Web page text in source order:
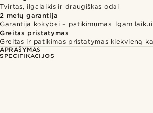
Tvirtas, ilgalaikis ir draugiškas odai
2 metų garantija
Garantija kokybei – patikimumas ilgam laikui
Greitas pristatymas
Greitas ir patikimas pristatymas kiekvieną
APRAŠYMAS
SPECIFIKACIJOS